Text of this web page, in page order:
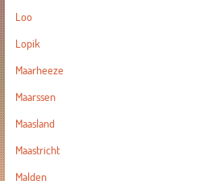
Loo
Lopik
Maarheeze
Maarssen
Maasland
Maastricht
Malden